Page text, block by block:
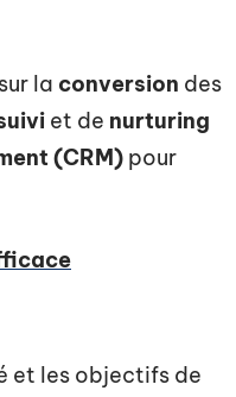
la conversion des
et de nurturing
(CRM) pour
et les objectifs de